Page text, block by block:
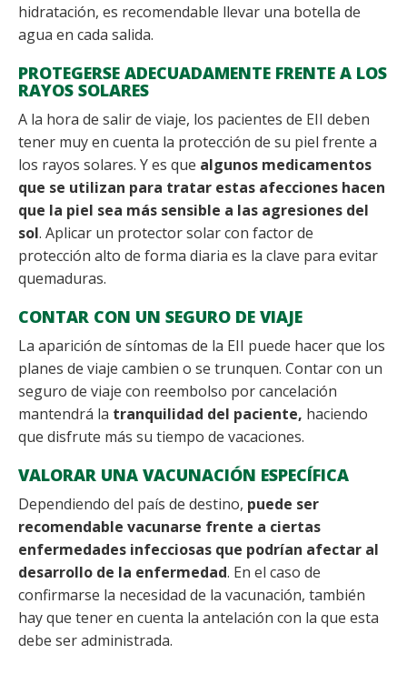
hidratación, es recomendable llevar una botella de
agua en cada salida.
PROTEGERSE ADECUADAMENTE FRENTE A LOS
RAYOS SOLARES
A la hora de salir de viaje, los pacientes de EII deben
tener muy en cuenta la protección de su piel frente a
los rayos solares. Y es que algunos medicamentos
que se utilizan para tratar estas afecciones hacen
que la piel sea más sensible a las agresiones del
sol. Aplicar un protector solar con factor de
protección alto de forma diaria es la clave para evitar
quemaduras.
CONTAR CON UN SEGURO DE VIAJE
La aparición de síntomas de la EII puede hacer que los
planes de viaje cambien o se trunquen. Contar con un
seguro de viaje con reembolso por cancelación
mantendrá la tranquilidad del paciente, haciendo
que disfrute más su tiempo de vacaciones.
VALORAR UNA VACUNACIÓN ESPECÍFICA
Dependiendo del país de destino, puede ser
recomendable vacunarse frente a ciertas
enfermedades infecciosas que podrían afectar al
desarrollo de la enfermedad. En el caso de
confirmarse la necesidad de la vacunación, también
hay que tener en cuenta la antelación con la que esta
debe ser administrada.